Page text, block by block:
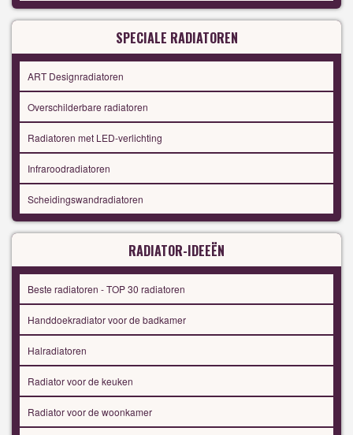
SPECIALE RADIATOREN
ART Designradiatoren
Overschilderbare radiatoren
Radiatoren met LED-verlichting
Infraroodradiatoren
Scheidingswandradiatoren
RADIATOR-IDEEËN
Beste radiatoren - TOP 30 radiatoren
Handdoekradiator voor de badkamer
Halradiatoren
Radiator voor de keuken
Radiator voor de woonkamer